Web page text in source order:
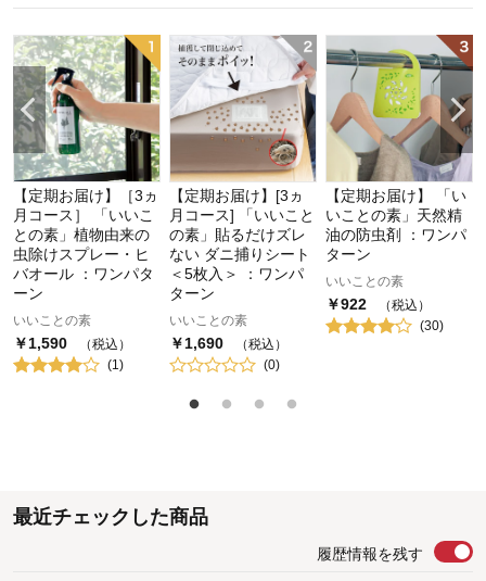
【定期お届け】［3ヵ
月コース］ 「いいこ
との素」植物由来の
虫除けスプレー・ヒ
バオール ：ワンパタ
ーン
いいことの素
￥1,590
（税込）
(1 )
【定期お届け】[3ヵ
月コース] 「いいこと
の素」貼るだけズレ
ない ダニ捕りシート
＜5枚入＞ ：ワンパ
ターン
いいことの素
￥1,690
（税込）
(0)
【定期お届け】 「い
いことの素」天然精
油の防虫剤 ：ワンパ
ターン
いいことの素
￥922
（税込）
(30)
最近チェックした商品
履歴情報を残す